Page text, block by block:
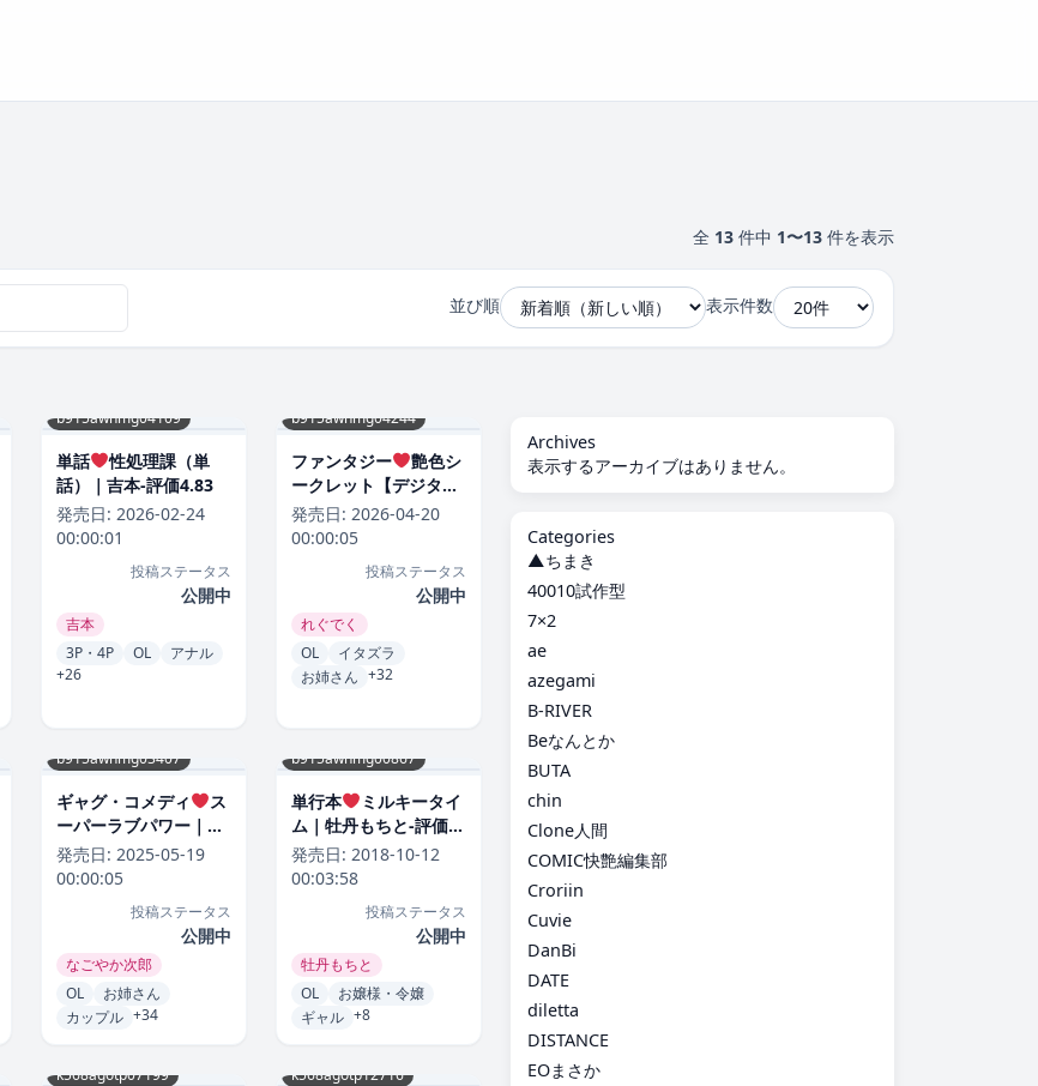
全 13 件中 1〜13 件を表示
並び順 表示件数
b915awnmg04109
単話
性処理課（単
話）｜吉本-評価4.83
発売日: 2026-02-24
00:00:01
投稿ステータス
公開中
吉本
3P・4P
OL
アナル
+26
b915awnmg04244
ファンタジー
艶色シ
ークレット【デジタル
版限定おまけ付き】｜
れぐでく-評価4.83
発売日: 2026-04-20
00:00:05
投稿ステータス
公開中
れぐでく
OL
イタズラ
お姉さん +32
b915awnmg03407
ギャグ・コメディ
ス
ーパーラブパワー｜な
ごやか次郎-評価4.86
発売日: 2025-05-19
00:00:05
投稿ステータス
公開中
なごやか次郎
OL
お姉さん
カップル +34
b915awnmg00867
単行本
ミルキータイ
ム｜牡丹もちと-評価
4.88
発売日: 2018-10-12
00:03:58
投稿ステータス
公開中
牡丹もちと
OL
お嬢様・令嬢
ギャル +8
k568agotp07199 k568agotp12716
Archives
表示するアーカイブはありません。
Categories
▲ちまき
40010試作型
7×2
ae
azegami
B-RIVER
Beなんとか
BUTA
chin
Clone人間
COMIC快艶編集部
Croriin
Cuvie
DanBi
DATE
diletta
DISTANCE
EOまさか